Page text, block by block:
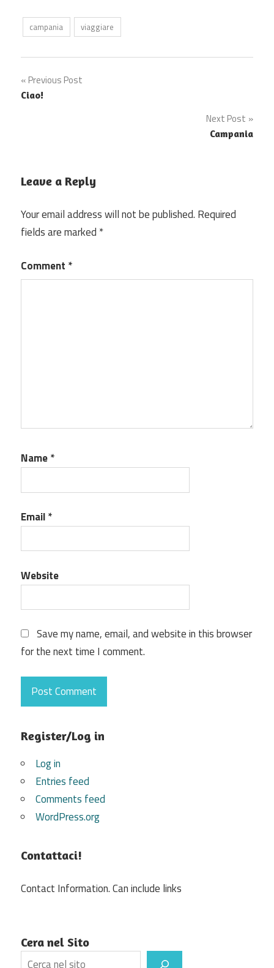
campania viaggiare
Post
navigation
Previous Post
Ciao!
Next Post
Campania
Leave a Reply
Your email address will not be published. Required
fields are marked *
Comment *
Name*
Email*
Website
Save my name, email, and website in this browser
for the next time I comment.
Register/Log in
Log in
Entries feed
Comments feed
WordPress.org
Contattaci!
Contact Information. Can include links
Cera nel Sito
Search